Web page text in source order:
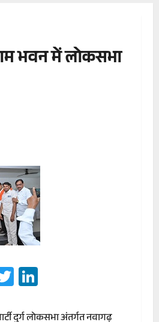
भवन में लोकसभा
Twitter